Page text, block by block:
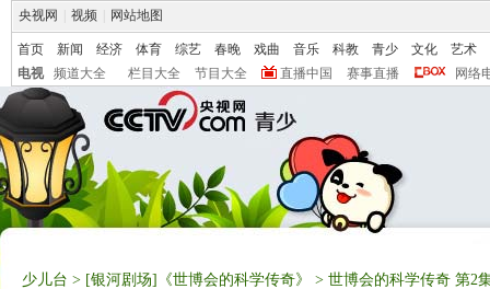
央视网 视频 网站地图
首页 新闻 经济 体育 综艺 春晚 戏曲 音乐 科教 青少 文化
艺术
电视
频道大全 栏目大全 节目大全 直播中国 赛事直播 网络
少儿台 > [银河剧场]《世博会的科学传奇》 > 世博会的科学传奇 第2